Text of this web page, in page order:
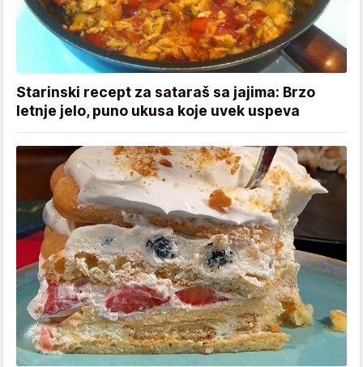
Starinski recept za sataraš sa jajima: Brzo
letnje jelo, puno ukusa koje uvek uspeva